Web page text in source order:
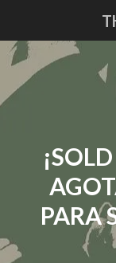
content
PARA